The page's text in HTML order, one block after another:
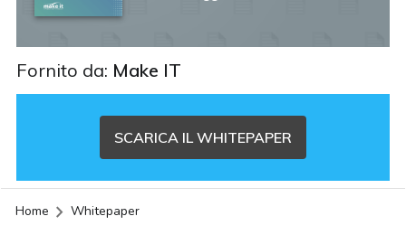
Fornito da: Make IT
SCARICA IL WHITEPAPER
Home Whitepaper